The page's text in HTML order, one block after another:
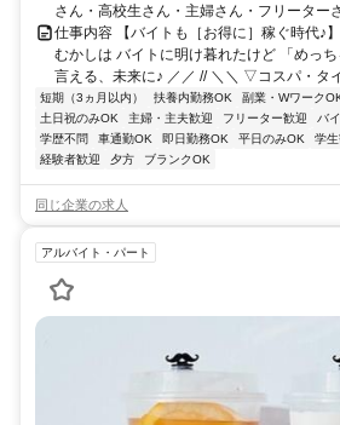
さん・高校生さん・主婦さん・フリーター
仕事内容 【バイトも［お得に］稼ぐ時代♪
むかしは バイトに明け暮れたけど 「めっ
言える、未来に♪ ／／ // ＼＼ ▽コスパ・タ
短期（3ヵ月以内） 扶養内勤務OK 副業・Wワーク
土日祝のみOK
主婦・主夫歓迎 フリーター歓迎 バ
学歴不問
車通勤OK 即日勤務OK 平日のみOK 学
経験者歓迎
夕方 ブランクOK
同じ企業の求人
アルバイト・パート